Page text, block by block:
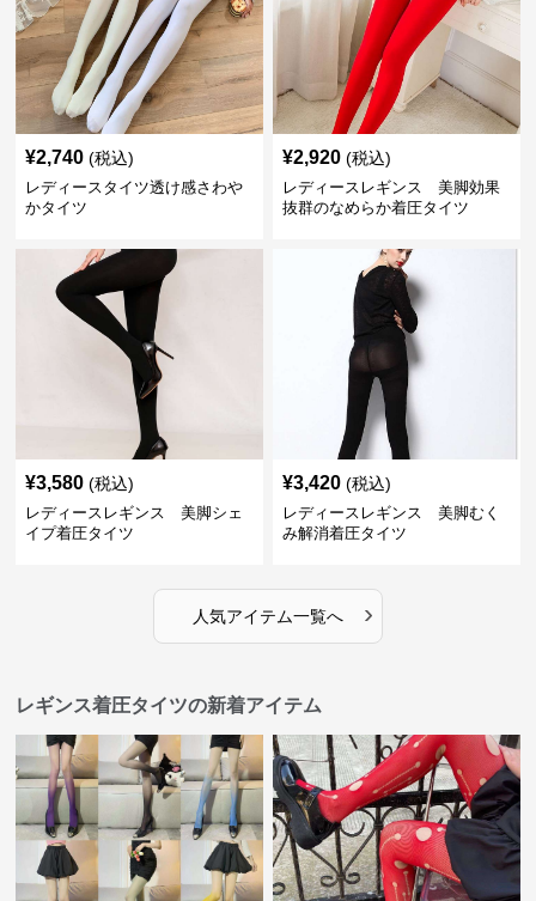
¥2,740 (税込)
レディースタイツ透け感さわや
かタイツ
¥2,920 (税込)
レディースレギンス 美脚効果
抜群のなめらか着圧タイツ
¥3,580 (税込)
レディースレギンス 美脚シェ
イプ着圧タイツ
¥3,420 (税込)
レディースレギンス 美脚むく
み解消着圧タイツ
人気アイテム一覧へ ›
レギンス着圧タイツの新着アイテム